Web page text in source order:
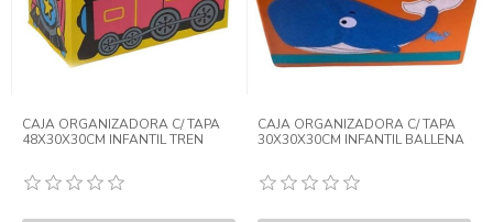
CAJA ORGANIZADORA C/ TAPA
48X30X30CM INFANTIL TREN
CAJA ORGANIZADORA C/ TAPA
30X30X30CM INFANTIL BALLENA